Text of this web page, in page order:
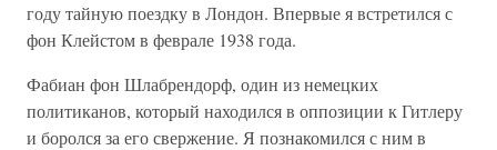
году тайную поездку в Лондон. Впервые я встретился с
фон Клейстом в феврале 1938 года.
Фабиан фон Шлабрендорф, один из немецких
политиканов, который находился в оппозиции к Гитлеру
и боролся за его свержение. Я познакомился с ним в